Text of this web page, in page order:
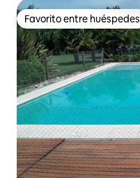
Favorito entre huéspedes
Favorito entre huéspedes